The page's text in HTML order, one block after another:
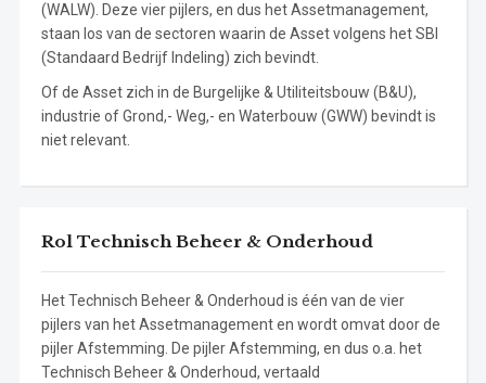
(WALW). Deze vier pijlers, en dus het Assetmanagement,
staan los van de sectoren waarin de Asset volgens het SBI
(Standaard Bedrijf Indeling) zich bevindt.
Of de Asset zich in de Burgelijke & Utiliteitsbouw (B&U),
industrie of Grond,- Weg,- en Waterbouw (GWW) bevindt is
niet relevant.
Rol Technisch Beheer & Onderhoud
Het Technisch Beheer & Onderhoud is één van de vier
pijlers van het Assetmanagement en wordt omvat door de
pijler Afstemming. De pijler Afstemming, en dus o.a. het
Technisch Beheer & Onderhoud, vertaald